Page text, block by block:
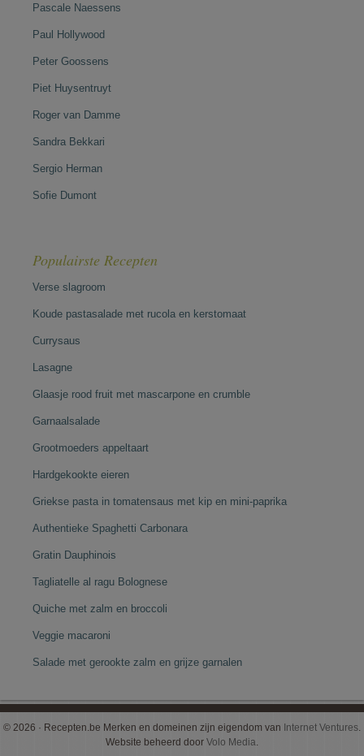
Pascale Naessens
Paul Hollywood
Peter Goossens
Piet Huysentruyt
Roger van Damme
Sandra Bekkari
Sergio Herman
Sofie Dumont
Populairste Recepten
Verse slagroom
Koude pastasalade met rucola en kerstomaat
Currysaus
Lasagne
Glaasje rood fruit met mascarpone en crumble
Garnaalsalade
Grootmoeders appeltaart
Hardgekookte eieren
Griekse pasta in tomatensaus met kip en mini-paprika
Authentieke Spaghetti Carbonara
Gratin Dauphinois
Tagliatelle al ragu Bolognese
Quiche met zalm en broccoli
Veggie macaroni
Salade met gerookte zalm en grijze garnalen
© 2026 · Recepten.be Merken en domeinen zijn eigendom van Internet Ventures
Website beheerd door Volo Media